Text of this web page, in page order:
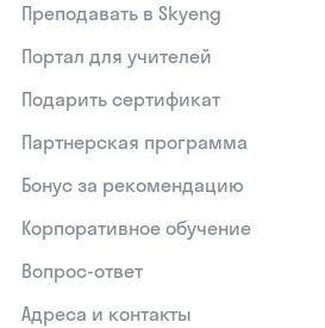
Преподавать в Skyeng
Портал для учителей
Подарить сертификат
Партнерская программа
Бонус за рекомендацию
Корпоративное обучение
Вопрос-ответ
Адреса и контакты